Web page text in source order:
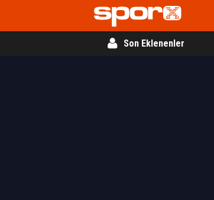
Son Eklenenler